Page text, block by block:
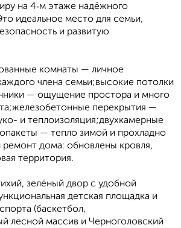
на 4‑м этаже надёжного
идеальное место для семьи,
и развитую
комнаты — личное
члена семьи;высокие потолки
— ощущение простора и много
перекрытия —
и теплоизоляция;двухкамерные
— тепло зимой и прохладно
ремонт дома: обновлены кровля,
территория.
зелёный двор с удобной
детская площадка и
(баскетбол,
лесной массив и Черноголовский